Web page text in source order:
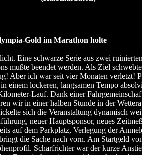
Gold im Marathon holte
Eine schwarze Serie aus zwei
mußte beendet werden. Als Ziel
Aber ich war seit vier Monaten verletzt!
einem lockeren, langsamen Tempo
Lauf. Dank einer
wir in einer halben Stunde in der
sich die Veranstaltung dynamisch
neuer Hauptsponsor, neues
auf dem Parkplatz, Verlegung der
die Sache nach vorn. Am Startgeld
Scharfrichter war der kurze